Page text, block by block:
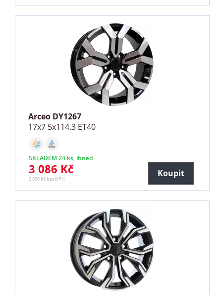
Arceo DY1267
17x7 5x114.3 ET40
SKLADEM 24 ks, ihned
3 086 Kč
2 550 Kč bez DPH
Koupit